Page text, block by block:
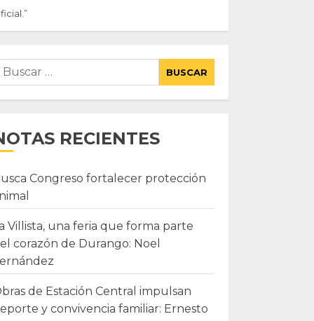
RECIENTES
Congreso fortalecer protección
Villista, una feria que forma parte
corazón de Durango: Noel
de Estación Central impulsan
y convivencia familiar: Ernesto